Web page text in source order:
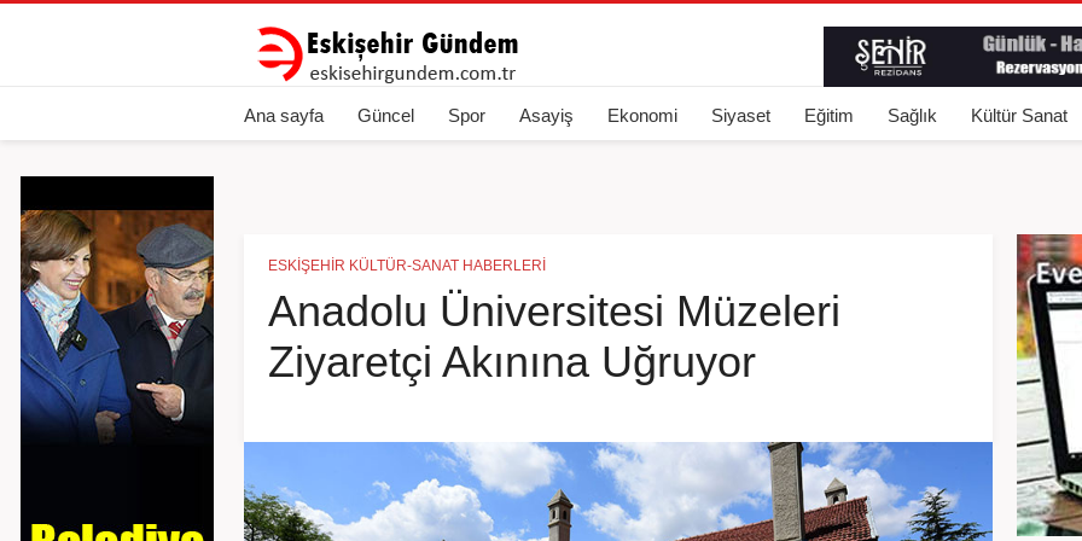
Ana sayfa Güncel Spor Asayiş Ekonomi Siyaset Eğitim Sağlık Kültür Sanat
ESKIŞEHIR KÜLTÜR-SANAT HABERLERI
Anadolu Üniversitesi Müzeleri
Ziyaretçi Akınına Uğruyor